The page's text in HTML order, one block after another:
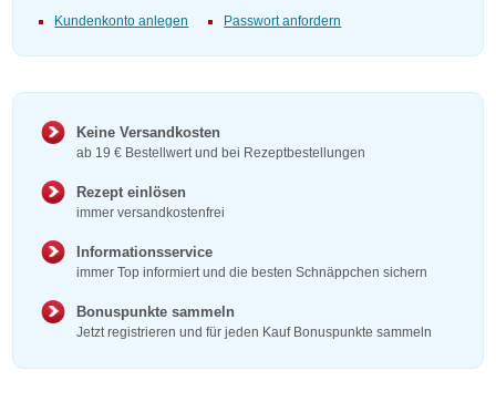
Kundenkonto anlegen Passwort anfordern
Keine Versandkosten
ab 19 € Bestellwert und bei Rezeptbestellungen
Rezept einlösen
immer versandkostenfrei
Informationsservice
immer Top informiert und die besten Schnäppchen sichern
Bonuspunkte sammeln
Jetzt registrieren und für jeden Kauf Bonuspunkte sammeln